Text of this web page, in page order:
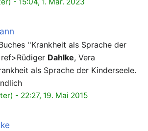
''Krankheit als Sprache der
Dahlke, Vera
als Sprache der Kinderseele.
- 22:27, 19. Mai 2015